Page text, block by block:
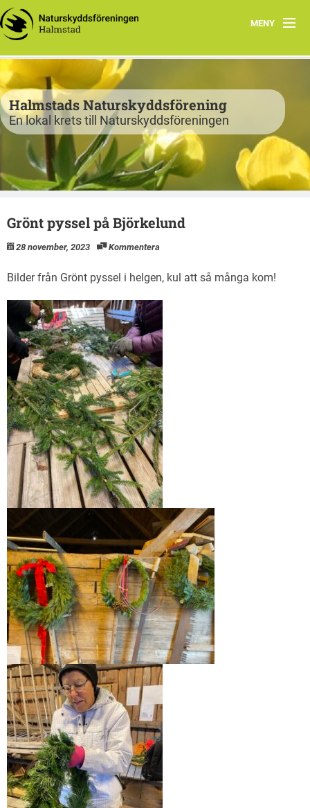
MENY
Program
Verksamhet
Björkelund
Om oss
Havsnätverk
Halmstads Naturskyddsförening
En lokal krets till Naturskyddsföreningen
Grönt pyssel på Björkelund
28 november, 2023 Kommentera
Bilder från Grönt pyssel i helgen, kul att så många kom!